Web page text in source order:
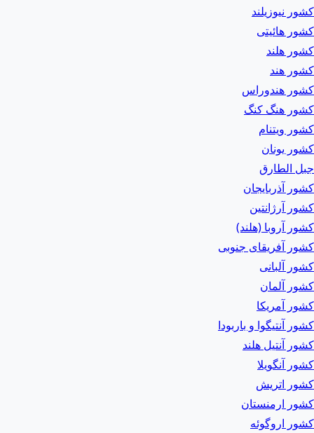
کشور نیوزیلند
کشور هائیتی
کشور هلند
کشور هند
کشور هندوراس
کشور هنگ کنگ
کشور ویتنام
کشور یونان
جبل الطارق
کشور آذربایجان
کشور آرژانتین
کشور آروبا (هلند)
کشور آفریقای جنوبی
کشور آلبانی
کشور آلمان
کشور آمریکا
کشور آنتیگوا و باربودا
کشور آنتیل هلند
کشور آنگویلا
کشور اتریش
کشور ارمنستان
کشور اروگوئه